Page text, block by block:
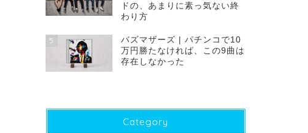
ドの、あまりに素っ気ない終
わり方
5
バズマザーズ | パチンコで10
万円勝たなければ、この9曲は
存在しなかった
Category